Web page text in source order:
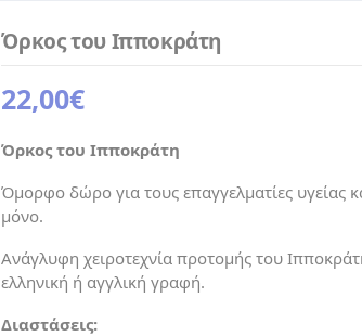
Όρκος του Ιπποκράτη
22,00€
Όρκος του Ιπποκράτη
Όμορφο δώρο για τους επαγγελματίες υγείας
μόνο.
Ανάγλυφη χειροτεχνία προτομής του
ελληνική ή αγγλική γραφή.
Διαστάσεις: